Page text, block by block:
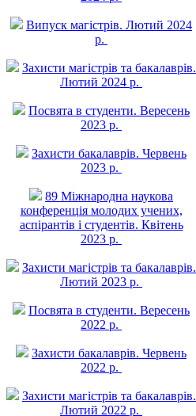
Випуск магістрів. Лютий 2024
р.
Захисти магістрів та бакалаврів.
Лютий 2024 р.
Посвята в студенти. Вересень
2023 р.
Захисти бакалаврів. Червень
2023 р.
89 Міжнародна наукова
конференція молодих учених,
аспірантів і студентів. Квітень
2023 р.
Захисти магістрів та бакалаврів.
Лютий 2023 р.
Посвята в студенти. Вересень
2022 р.
Захисти бакалаврів. Червень
2022 р.
Захисти магістрів та бакалаврів.
Лютий 2022 р.